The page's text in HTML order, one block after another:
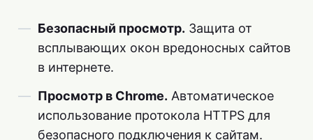
Безопасный просмотр. Защита от
всплывающих окон вредоносных сайтов
в интернете.
Просмотр в Chrome. Автоматическое
использование протокола HTTPS для
безопасного подключения к сайтам.